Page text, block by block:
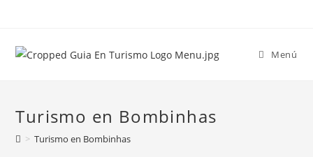
Menú
Turismo en Bombinhas
> Turismo en Bombinhas